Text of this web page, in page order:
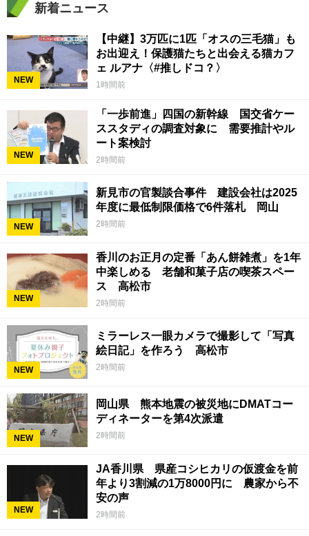
新着ニュース
NEW
【中継】3万匹に1匹「オスの三毛猫」も
お出迎え！保護猫たちと出会える猫カフ
ェ ルアナ〈#推しドコ？〉
1時間前
NEW
「一歩前進」四国の新幹線 国交省ケー
ススタディの調査対象に 需要推計やル
ート案検討
2時間前
NEW
新見市の官製談合事件 建設会社は2025
年度に最低制限価格で6件落札 岡山
2時間前
NEW
香川のお正月の定番「あん餅雑煮」を1年
中楽しめる 老舗和菓子店の喫茶スペー
ス 高松市
2時間前
NEW
ミラーレス一眼カメラで撮影して「写真
絵日記」を作ろう 高松市
2時間前
NEW
岡山県 熊本地震の被災地にDMATコー
ディネーターを第4次派遣
2時間前
NEW
JA香川県 県産コシヒカリの仮渡金を前
年より3割減の1万8000円に 農家から不
安の声
2時間前